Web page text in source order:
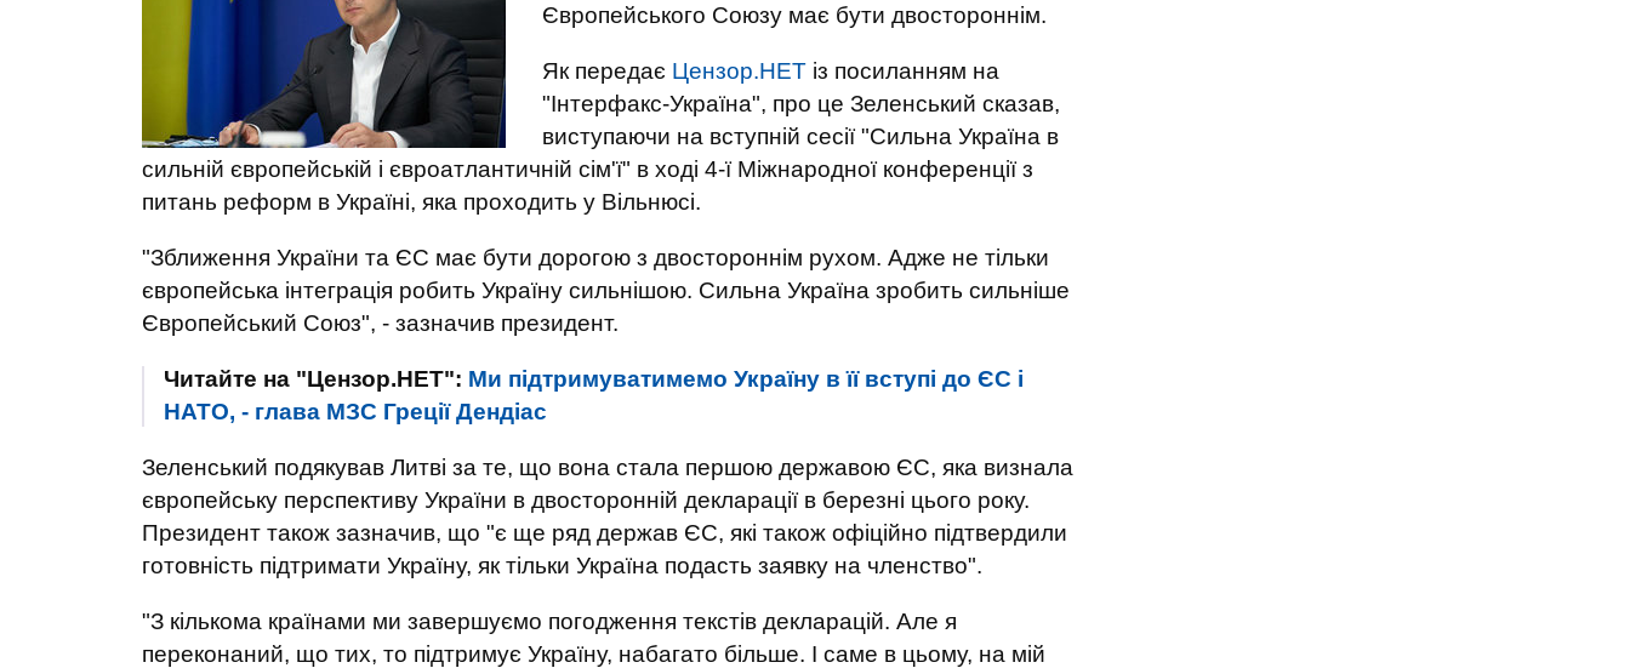
Європейського Союзу має бути двостороннім.
Як передає Цензор.НЕТ із посиланням на
"Інтерфакс-Україна", про це Зеленський сказав,
виступаючи на вступній сесії "Сильна Україна в
сильній європейській і євроатлантичній сім'ї" в ході 4-ї Міжнародної конференції з
питань реформ в Україні, яка проходить у Вільнюсі.
"Зближення України та ЄС має бути дорогою з двостороннім рухом. Адже не тільки
європейська інтеграція робить Україну сильнішою. ​​Сильна Україна зробить сильніше
Європейський Союз", - зазначив президент.
Читайте на "Цензор.НЕТ": Ми підтримуватимемо Україну в її вступі до ЄС і
НАТО, - глава МЗС Греції Дендіас
Зеленський подякував Литві за те, що вона стала першою державою ЄС, яка визнала
європейську перспективу України в двосторонній декларації в березні цього року.
Президент також зазначив, що "є ще ряд держав ЄС, які також офіційно підтвердили
готовність підтримати Україну, як тільки Україна подасть заявку на членство".
"З кількома країнами ми завершуємо погодження текстів декларацій. Але я
переконаний, що тих, то підтримує Україну, набагато більше. І саме в цьому, на мій